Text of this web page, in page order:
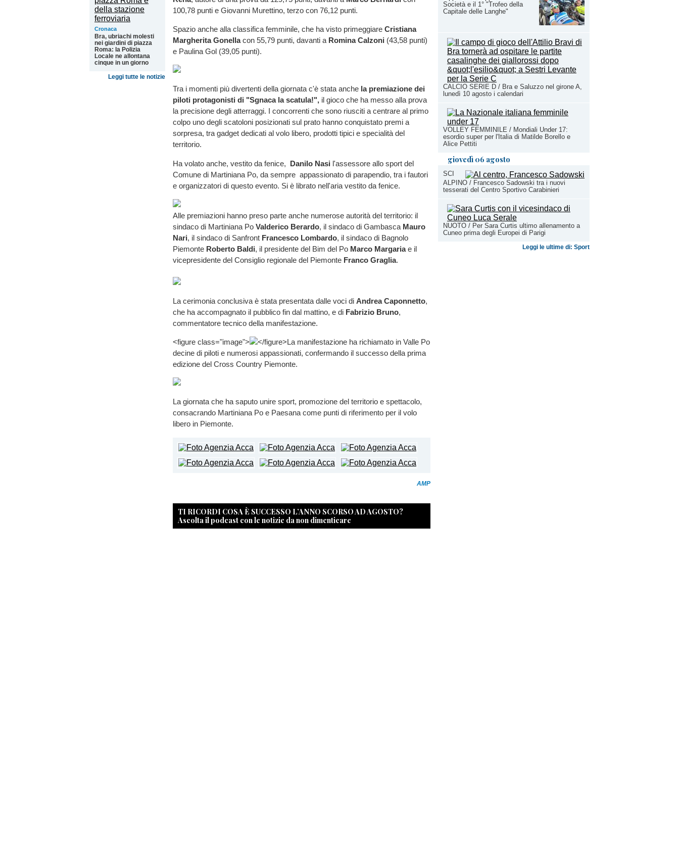
Società e il 1° "Trofeo della
Capitale delle Langhe"
CALCIO SERIE D / Bra e Saluzzo nel girone A,
lunedì 10 agosto i calendari
VOLLEY FEMMINILE / Mondiali Under 17:
esordio super per l'Italia di Matilde Borello e
Alice Pettiti
giovedì 06 agosto
SCI
ALPINO / Francesco Sadowski tra i nuovi
tesserati del Centro Sportivo Carabinieri
NUOTO / Per Sara Curtis ultimo allenamento a
Cuneo prima degli Europei di Parigi
Leggi le ultime di: Sport
Cronaca
Bra, ubriachi molesti
nei giardini di piazza
Roma: la Polizia
Locale ne allontana
cinque in un giorno
Leggi tutte le notizie
100,78 punti e Giovanni Murettino, terzo con 76,12 punti.
Spazio anche alla classifica femminile, che ha visto primeggiare Cristiana
Margherita Gonellacon 55,79 punti, davanti a Romina Calzoni (43,58 punti)
e Paulina Gol (39,05 punti).
Tra i momenti più divertenti della giornata c'è stata anche la premiazione dei
piloti protagonisti di "Sgnaca la scatula!", il gioco che ha messo alla prova
la precisione degli atterraggi. I concorrenti che sono riusciti a centrare al primo
colpo uno degli scatoloni posizionati sul prato hanno conquistato premi a
sorpresa, tra gadget dedicati al volo libero, prodotti tipici e specialità del
territorio.
Ha volato anche, vestito da fenice, Danilo Nasi l'assessore allo sport del
Comune di Martiniana Po, da sempre appassionato di parapendio, tra i fautori
e organizzatori di questo evento. Si è librato nell'aria vestito da fenice.
Alle premiazioni hanno preso parte anche numerose autorità del territorio: il
sindaco di Martiniana Po Valderico Berardo, il sindaco di Gambasca Mauro
Nari, il sindaco di Sanfront Francesco Lombardo, il sindaco di Bagnolo
Piemonte Roberto Baldi, il presidente del Bim del Po Marco Margariae il
vicepresidente del Consiglio regionale del Piemonte Franco Graglia.
La cerimonia conclusiva è stata presentata dalle voci di Andrea Caponnetto,
che ha accompagnato il pubblico fin dal mattino, e di Fabrizio Bruno,
commentatore tecnico della manifestazione.
<figure class="image">
</figure>La manifestazione ha richiamato in Valle Po
decine di piloti e numerosi appassionati, confermando il successo della prima
edizione del Cross Country Piemonte.
La giornata che ha saputo unire sport, promozione del territorio e spettacolo,
consacrando Martiniana Po e Paesana come punti di riferimento per il volo
libero in Piemonte.
AMP
TI RICORDI COSA È SUCCESSO L’ANNO SCORSO AD AGOSTO?
Ascolta il podcast con le notizie da non dimenticare